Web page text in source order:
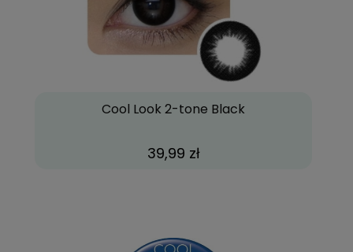
Cool Look 2-tone Black
39,99 zł